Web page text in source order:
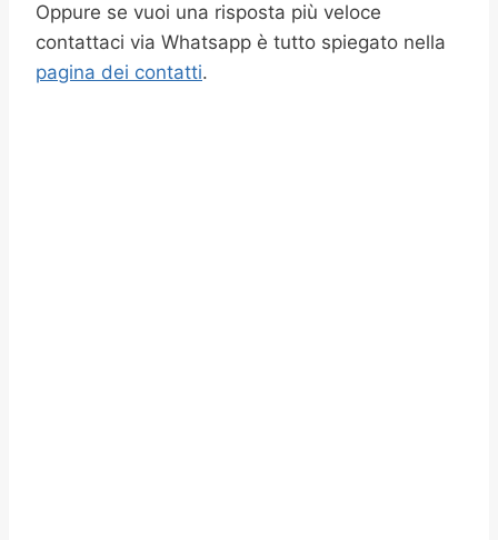
Oppure se vuoi una risposta più veloce
contattaci via Whatsapp è tutto spiegato nella
pagina dei contatti.